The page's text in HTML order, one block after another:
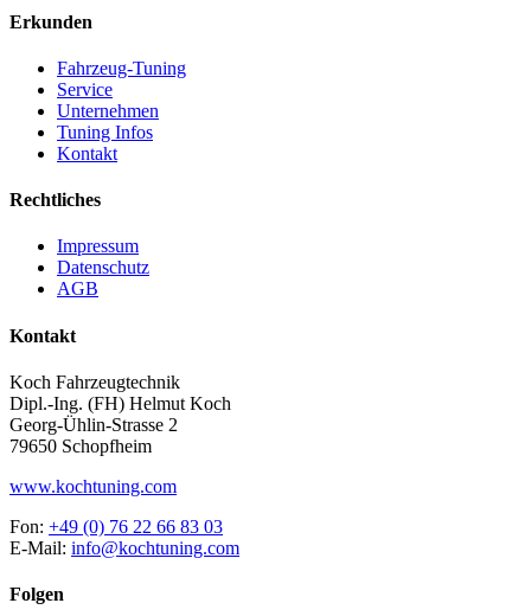
Erkunden
Fahrzeug-Tuning
Service
Unternehmen
Tuning Infos
Kontakt
Rechtliches
Impressum
Datenschutz
AGB
Kontakt
Koch Fahrzeugtechnik
Dipl.-Ing. (FH) Helmut Koch
Georg-Ühlin-Strasse 2
79650 Schopfheim
www.kochtuning.com
Fon: +49 (0) 76 22 66 83 03
E-Mail: info@kochtuning.com
Folgen